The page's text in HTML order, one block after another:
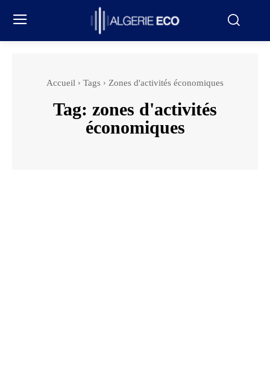
Accueil Tags Zones d'activités économiques
Tag: zones d'activités
économiques